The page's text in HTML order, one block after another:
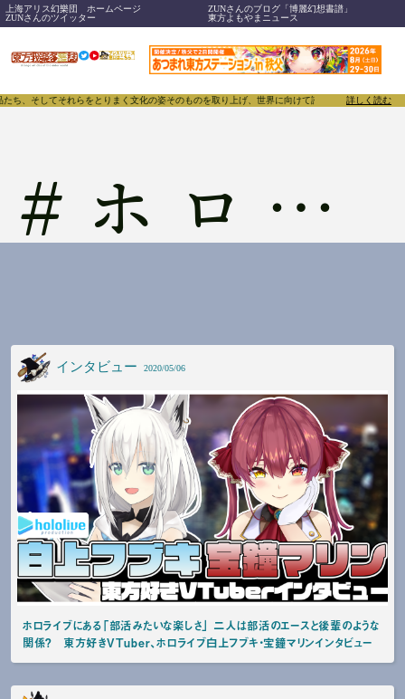
上海アリス幻樂団 ホームページ
ZUNさんのブログ「博麗幻想書譜」
ZUNさんのツイッター
東方よもやまニュース
してそれらをとりまく文化の姿そのものを取り上げ、世界に向けて誇らしく発信すること
詳しく読む
# ホロライブ
インタビュー 2020/05/06
ホロライブにある「部活みたいな楽しさ」 二人は部活のエースと後輩のような
関係？ 東方好きVTuber、ホロライブ白上フブキ・宝鐘マリンインタビュー